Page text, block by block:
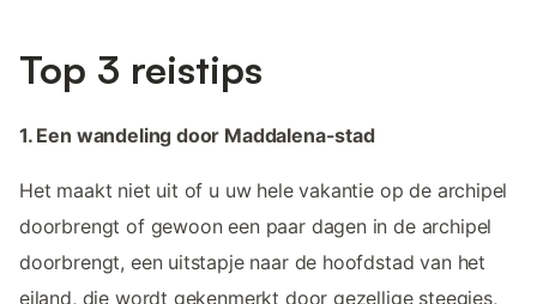
Top 3 reistips
1. Een wandeling door Maddalena-stad
Het maakt niet uit of u uw hele vakantie op de archipel
doorbrengt of gewoon een paar dagen in de archipel
doorbrengt, een uitstapje naar de hoofdstad van het
eiland, die wordt gekenmerkt door gezellige steegjes,